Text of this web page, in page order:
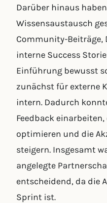
Darüber hinaus
Wissensaustausch
Community-
interne Success
Einführung bewusst
zunächst für externe
intern. Dadurch
Feedback
optimieren und die
steigern. Insgesamt
angelegte
entscheidend, da die
Sprint ist.